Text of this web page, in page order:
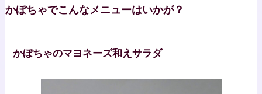
かぼちゃでこんなメニューはいかが？
かぼちゃのマヨネーズ和えサラダ